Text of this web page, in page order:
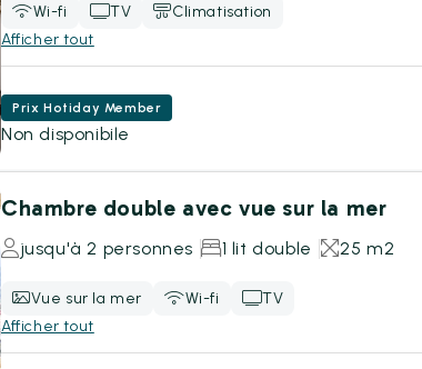
Wi-fi TV
Climatisation
Afficher tout
Prix Hotiday Member
Non disponibile
Chambre double avec vue sur la mer
jusqu'à 2 personnes 1 lit double 25 m2
Vue sur la mer Wi-fi
TV
Afficher tout